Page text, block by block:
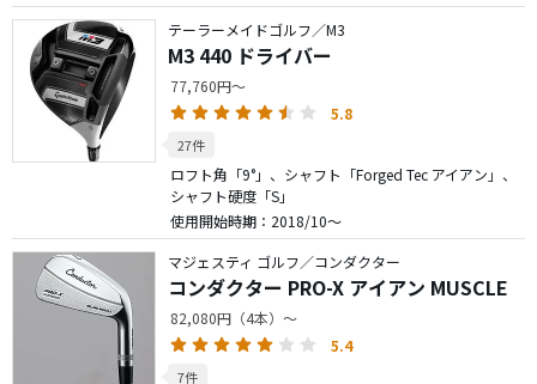
テーラーメイドゴルフ／M3
M3 440 ドライバー
77,760円～
5.8
27件
ロフト角「9°」、シャフト「Forged Tec アイアン」、
シャフト硬度「S」
使用開始時期：2018/10～
マジェスティ ゴルフ／コンダクター
コンダクター PRO-X アイアン MUSCLE
82,080円（4本）～
5.4
7件